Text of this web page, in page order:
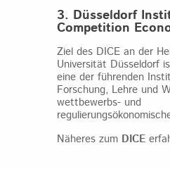
3. Düsseldorf
Competition
Ziel des DICE an der
Universität Düsseldorf
eine der führenden
Forschung, Lehre und
wettbewerbs- und
Näheres zum DICE